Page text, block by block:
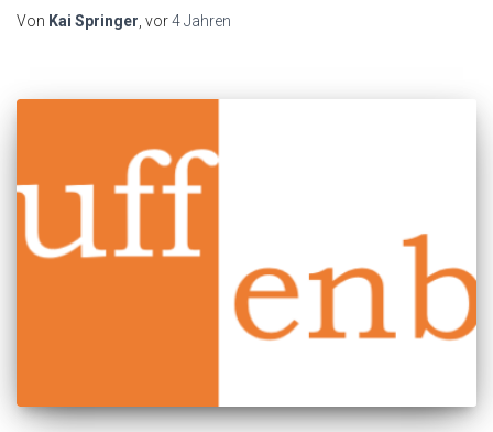
Von Kai Springer, vor4 Jahren